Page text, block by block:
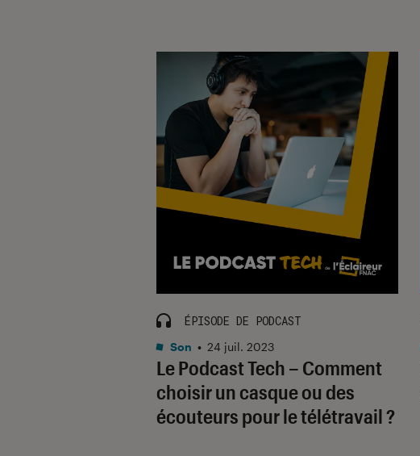
Le Podcast Tech – Comment
choisir un casque ou des
écouteurs pour le télétravail ?
ÉPISODE DE PODCAST
Son • 24 juil. 2023